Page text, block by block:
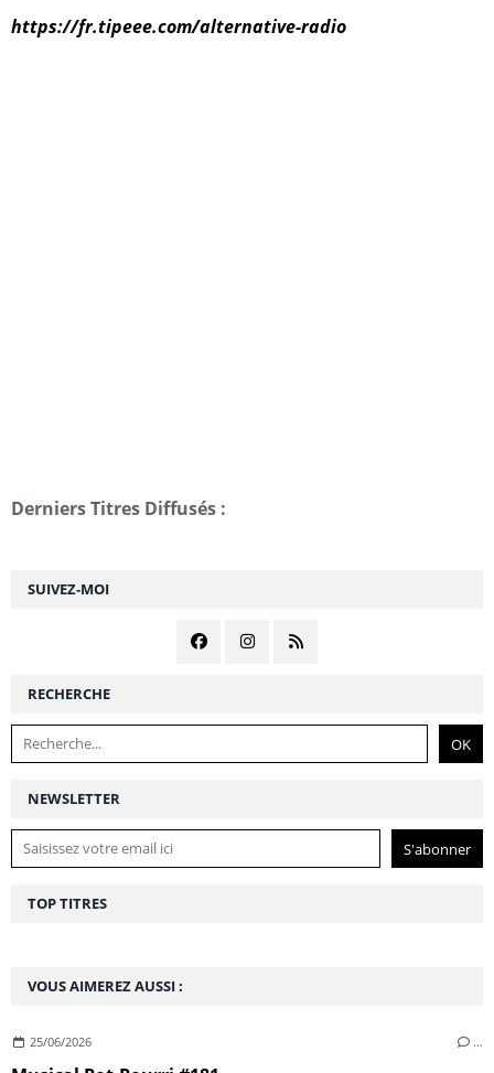
NEWSLETTER
SUIVEZ-MOI
RECHERCHE
VOUS AIMEREZ AUSSI :
25/06/2026 …
https://fr.tipeee.com/alternative-radio
Derniers Titres Diffusés :
TOP TITRES